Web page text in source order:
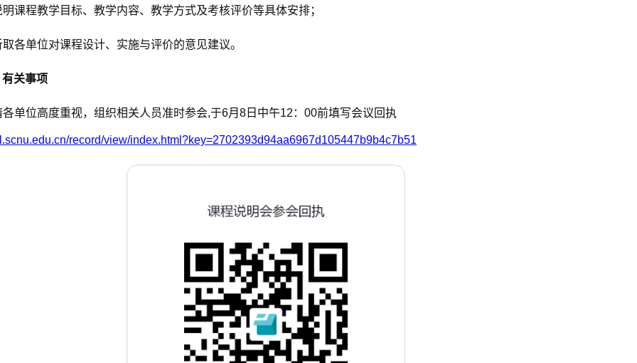
明课程教学目标、教学内容、教学方式及考核评价等具体安排；
取各单位对课程设计、实施与评价的意见建议。
有关事项
各单位高度重视，组织相关人员准时参会,于6月8日中午12：00前填写会议回执
record/view/index.html?key=2702393d94aa6967d105447b9b4c7b51